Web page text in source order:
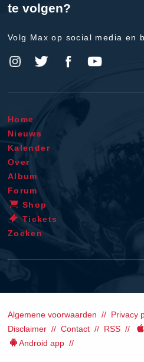
te volgen?
Volg Max op social media en
Home
Nieuws
Kalender
Over
Album
Forum
Shop
Tickets
Zoeken
Algemene voorwaarden Privacy
Disclaimer
Contact RSS
Android app